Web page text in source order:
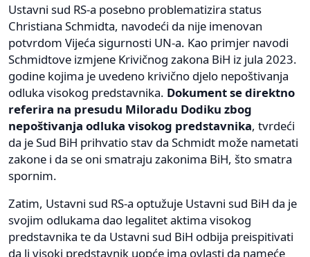
Ustavni sud RS-a posebno problematizira status
Christiana Schmidta, navodeći da nije imenovan
potvrdom Vijeća sigurnosti UN-a. Kao primjer navodi
Schmidtove izmjene Krivičnog zakona BiH iz jula 2023.
godine kojima je uvedeno krivično djelo nepoštivanja
odluka visokog predstavnika. Dokument se direktno
referira na presudu Miloradu Dodiku zbog
nepoštivanja odluka visokog predstavnika, tvrdeći
da je Sud BiH prihvatio stav da Schmidt može nametati
zakone i da se oni smatraju zakonima BiH, što smatra
spornim.
Zatim, Ustavni sud RS-a optužuje Ustavni sud BiH da je
svojim odlukama dao legalitet aktima visokog
predstavnika te da Ustavni sud BiH odbija preispitivati
da li visoki predstavnik uopće ima ovlasti da nameće